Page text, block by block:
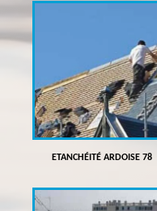
ETANCHÉITÉ ARDOISE 78